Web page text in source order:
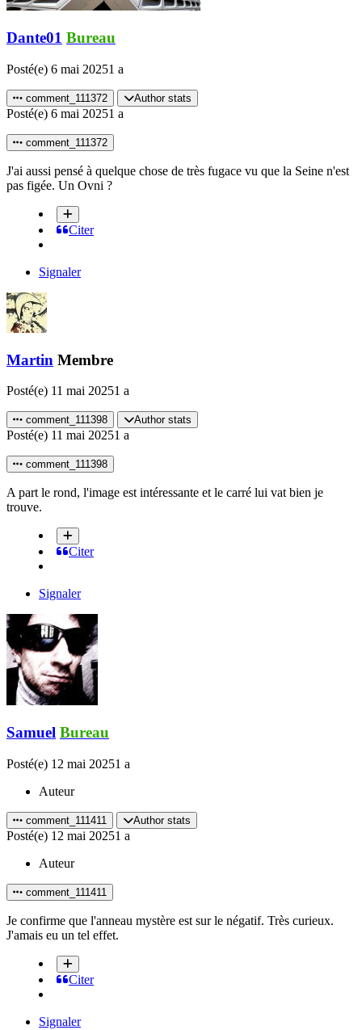
Dante01 Bureau
Posté(e) 6 mai 20251 a
comment_111372 Author stats
Posté(e) 6 mai 20251 a
comment_111372
J'ai aussi pensé à quelque chose de très fugace vu que la Seine n'est
pas figée. Un Ovni ?
Citer
Signaler
Martin Membre
Posté(e) 11 mai 20251 a
comment_111398 Author stats
Posté(e) 11 mai 20251 a
comment_111398
A part le rond, l'image est intéressante et le carré lui vat bien je
trouve.
Citer
Signaler
Samuel Bureau
Posté(e) 12 mai 20251 a
Auteur
comment_111411 Author stats
Posté(e) 12 mai 20251 a
Auteur
comment_111411
Je confirme que l'anneau mystère est sur le négatif. Très curieux.
J'amais eu un tel effet.
Citer
Signaler